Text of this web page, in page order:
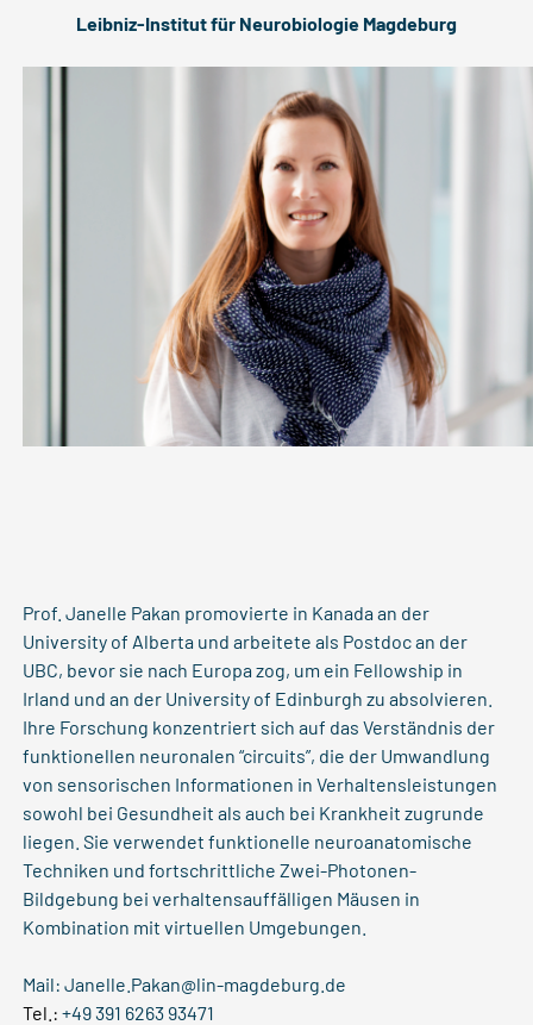
Leibniz-Institut für Neurobiologie Magdeburg
Prof. Janelle Pakan promovierte in Kanada an der
University of Alberta und arbeitete als Postdoc an der
UBC, bevor sie nach Europa zog, um ein Fellowship in
Irland und an der University of Edinburgh zu absolvieren.
Ihre Forschung konzentriert sich auf das Verständnis der
funktionellen neuronalen “circuits”, die der Umwandlung
von sensorischen Informationen in Verhaltensleistungen
sowohl bei Gesundheit als auch bei Krankheit zugrunde
liegen. Sie verwendet funktionelle neuroanatomische
Techniken und fortschrittliche Zwei-Photonen-
Bildgebung bei verhaltensauffälligen Mäusen in
Kombination mit virtuellen Umgebungen.
Mail:Janelle.Pakan@lin-magdeburg.de
Tel.:+49 391 6263 93471